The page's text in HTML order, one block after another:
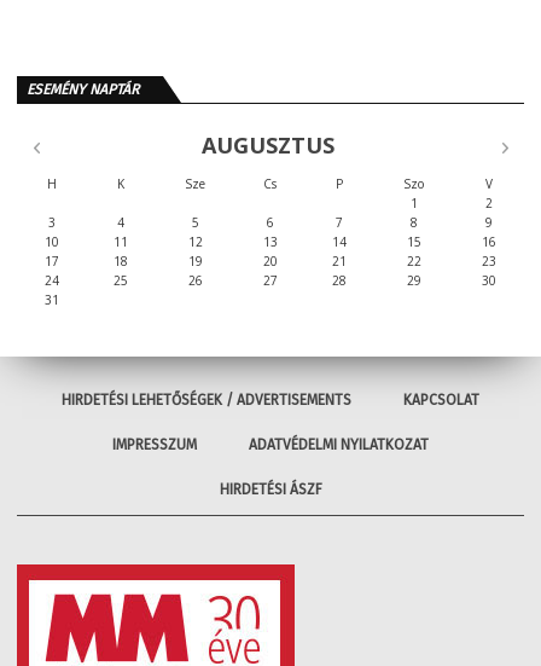
ESEMÉNY NAPTÁR
AUGUSZTUS
H K Sze Cs P Szo
V
1
2
3
4 5 6 7 8
9
10
11 12 13 14 15
16
17
18 19 20 21 22
23
24
25 26 27 28 29
30
31
HIRDETÉSI LEHETŐSÉGEK / ADVERTISEMENTS KAPCSOLAT
IMPRESSZUM ADATVÉDELMI NYILATKOZAT
HIRDETÉSI ÁSZF